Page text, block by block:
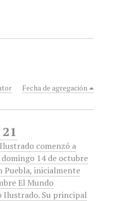
Fecha de agregación
comenzó a
14 de octubre
Puebla, inicialmente
El Mundo
Ilustrado. Su principal